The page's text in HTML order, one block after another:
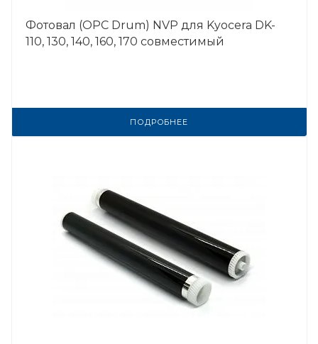
Фотовал (OPC Drum) NVP для Kyocera DK-
110, 130, 140, 160, 170 совместимый
ПОДРОБНЕЕ